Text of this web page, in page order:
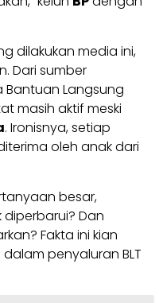
dilakukan media ini,
Dari sumber
Langsung
masih aktif meski
. Ironisnya, setiap
oleh anak dari
besar,
Dan
Fakta ini kian
penyaluran BLT